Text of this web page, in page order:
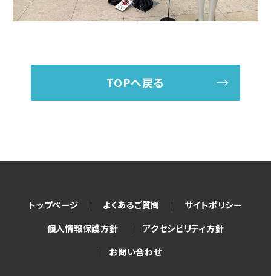
TOPへ戻る
トップページ よくあるご質問
サイトポリシー
個人情報保護方針
アクセシビリティ方針
お問い合わせ